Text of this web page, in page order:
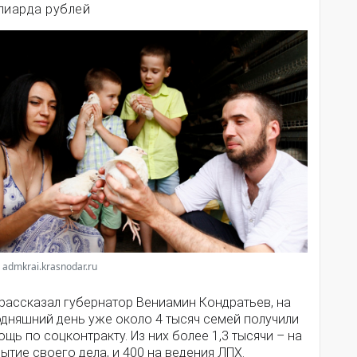
рублей
губернатор Вениамин Кондратьев, на
день уже около 4 тысяч семей получили
по соцконтракту. Из них более 1,3 тысячи – на
своего дела, и 400 на ведения ЛПХ.